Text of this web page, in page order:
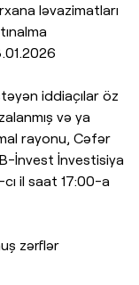
ləvazimatları
iddiaçılar öz
və ya
rayonu, Cəfər
İnvest İnvestisiya
il saat 17:00-a
zərflər